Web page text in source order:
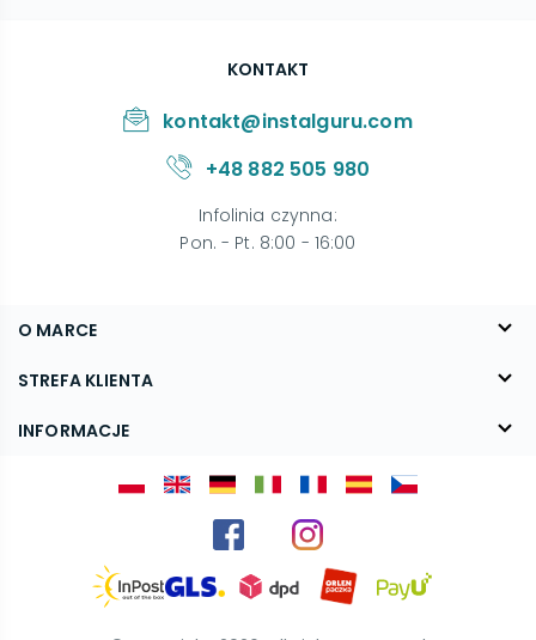
O MARCE
O nas
Blog
STREFA KLIENTA
FAQ
INFORMACJE
KONTAKT
kontakt@instalguru.com
+48 882 505 980
Infolinia czynna:
Pon. - Pt. 8:00 - 16:00